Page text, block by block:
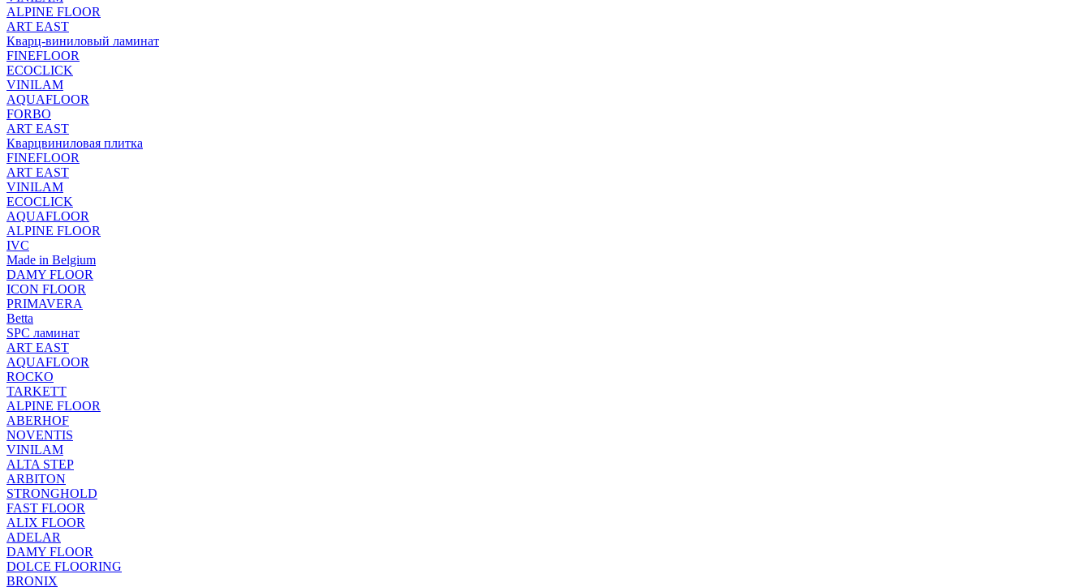
ALPINE FLOOR
ART EAST
Кварц-виниловый ламинат
FINEFLOOR
ECOCLICK
VINILAM
AQUAFLOOR
FORBO
ART EAST
Кварцвиниловая плитка
FINEFLOOR
ART EAST
VINILAM
ECOCLICK
AQUAFLOOR
ALPINE FLOOR
IVC
Made in Belgium
DAMY FLOOR
ICON FLOOR
PRIMAVERA
Betta
SPC ламинат
ART EAST
AQUAFLOOR
ROCKO
TARKETT
ALPINE FLOOR
ABERHOF
NOVENTIS
VINILAM
ALTA STEP
ARBITON
STRONGHOLD
FAST FLOOR
ALIX FLOOR
ADELAR
DAMY FLOOR
DOLCE FLOORING
BRONIX